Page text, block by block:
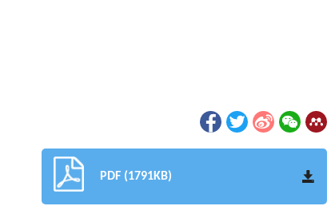
PDF (1791KB)